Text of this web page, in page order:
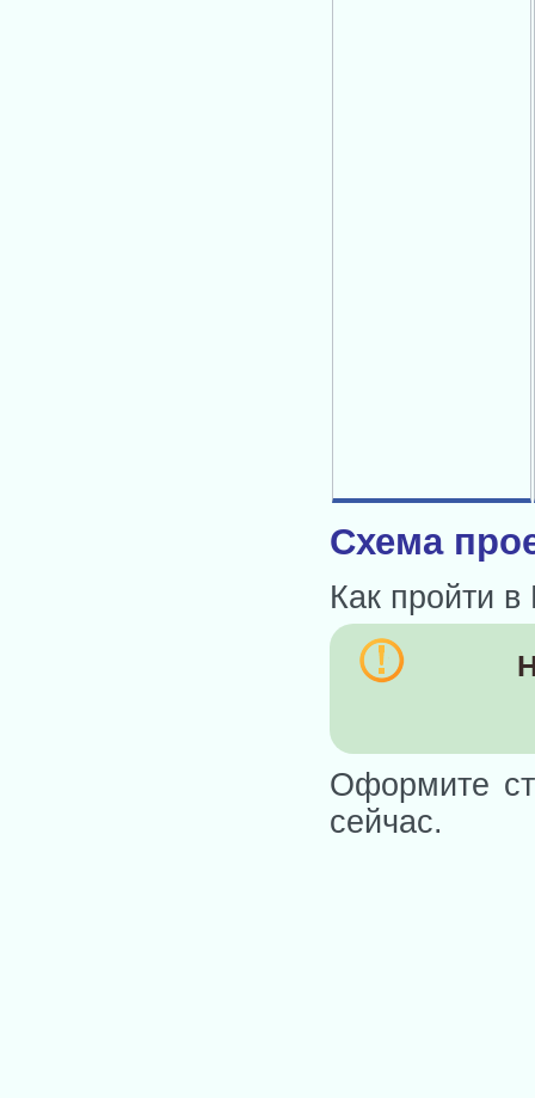
Схема
Как пройти
Оформите
сейчас.